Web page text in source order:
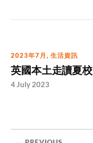
2023年7月,生活資訊
英國本土走讀夏校
4 July 2023